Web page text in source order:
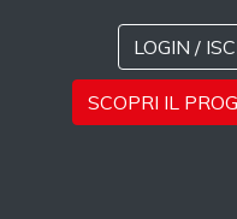
LOGIN /
SCOPRI IL